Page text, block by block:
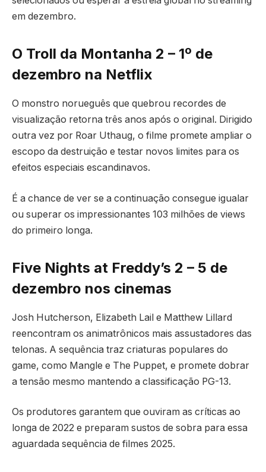
em dezembro.
O Troll da Montanha 2 – 1º de
dezembro na Netflix
O monstro norueguês que quebrou recordes de
visualização retorna três anos após o original. Dirigido
outra vez por Roar Uthaug, o filme promete ampliar o
escopo da destruição e testar novos limites para os
efeitos especiais escandinavos.
É a chance de ver se a continuação consegue igualar
ou superar os impressionantes 103 milhões de views
do primeiro longa.
Five Nights at Freddy’s 2 – 5 de
dezembro nos cinemas
Josh Hutcherson, Elizabeth Lail e Matthew Lillard
reencontram os animatrônicos mais assustadores das
telonas. A sequência traz criaturas populares do
game, como Mangle e The Puppet, e promete dobrar
a tensão mesmo mantendo a classificação PG-13.
Os produtores garantem que ouviram as críticas ao
longa de 2022 e preparam sustos de sobra para essa
aguardada sequência de filmes 2025.